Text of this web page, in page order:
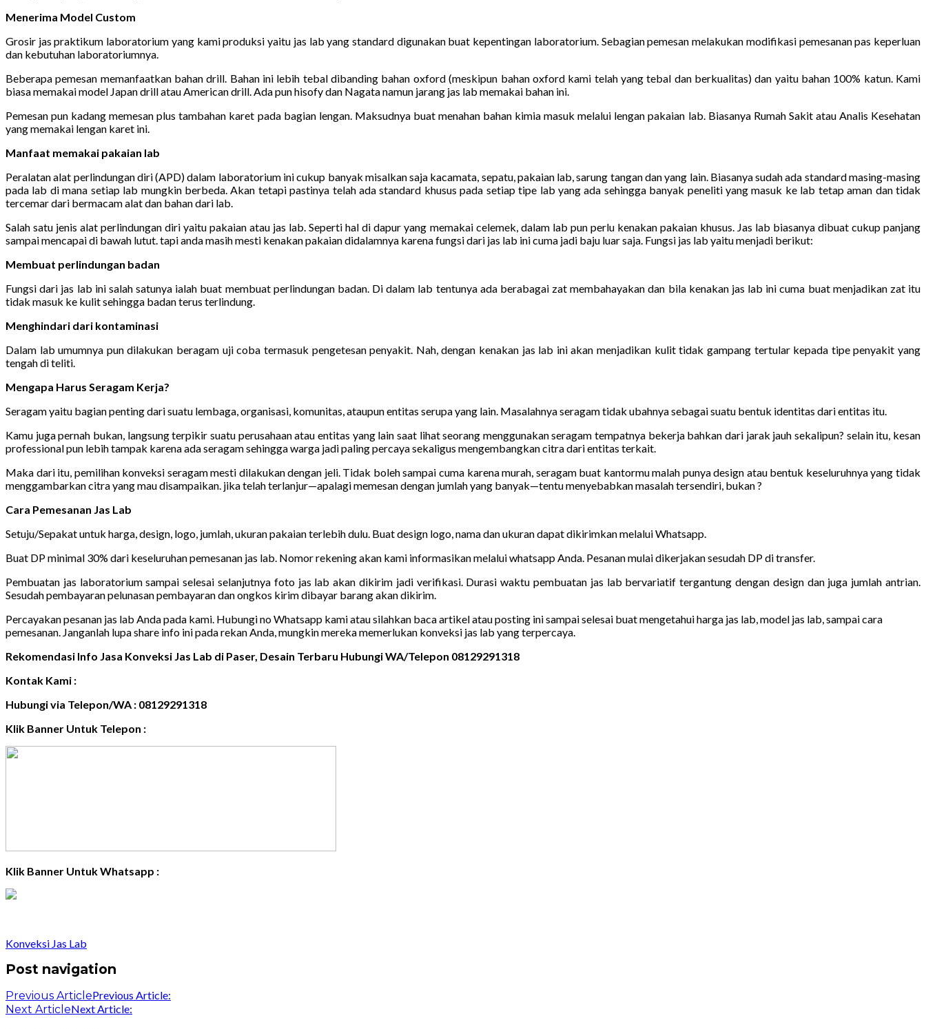
Menerima Model Custom
Grosir jas praktikum laboratorium yang kami produksi yaitu jas lab yang standard digunakan buat kepentingan laboratorium. Sebagian pemesan melakukan modifikasi pemesanan pas keperluan
dan kebutuhan laboratoriumnya.
Beberapa pemesan memanfaatkan bahan drill. Bahan ini lebih tebal dibanding bahan oxford (meskipun bahan oxford kami telah yang tebal dan berkualitas) dan yaitu bahan 100% katun. Kami
biasa memakai model Japan drill atau American drill. Ada pun hisofy dan Nagata namun jarang jas lab memakai bahan ini.
Pemesan pun kadang memesan plus tambahan karet pada bagian lengan. Maksudnya buat menahan bahan kimia masuk melalui lengan pakaian lab. Biasanya Rumah Sakit atau Analis Kesehatan
yang memakai lengan karet ini.
Manfaat memakai pakaian lab
Peralatan alat perlindungan diri (APD) dalam laboratorium ini cukup banyak misalkan saja kacamata, sepatu, pakaian lab, sarung tangan dan yang lain. Biasanya sudah ada standard masing-masing
pada lab di mana setiap lab mungkin berbeda. Akan tetapi pastinya telah ada standard khusus pada setiap tipe lab yang ada sehingga banyak peneliti yang masuk ke lab tetap aman dan tidak
tercemar dari bermacam alat dan bahan dari lab.
Salah satu jenis alat perlindungan diri yaitu pakaian atau jas lab. Seperti hal di dapur yang memakai celemek, dalam lab pun perlu kenakan pakaian khusus. Jas lab biasanya dibuat cukup panjang
sampai mencapai di bawah lutut. tapi anda masih mesti kenakan pakaian didalamnya karena fungsi dari jas lab ini cuma jadi baju luar saja. Fungsi jas lab yaitu menjadi berikut:
Membuat perlindungan badan
Fungsi dari jas lab ini salah satunya ialah buat membuat perlindungan badan. Di dalam lab tentunya ada berabagai zat membahayakan dan bila kenakan jas lab ini cuma buat menjadikan zat itu
tidak masuk ke kulit sehingga badan terus terlindung.
Menghindari dari kontaminasi
Dalam lab umumnya pun dilakukan beragam uji coba termasuk pengetesan penyakit. Nah, dengan kenakan jas lab ini akan menjadikan kulit tidak gampang tertular kepada tipe penyakit yang
tengah di teliti.
Mengapa Harus Seragam Kerja?
Seragam yaitu bagian penting dari suatu lembaga, organisasi, komunitas, ataupun entitas serupa yang lain. Masalahnya seragam tidak ubahnya sebagai suatu bentuk identitas dari entitas itu.
Kamu juga pernah bukan, langsung terpikir suatu perusahaan atau entitas yang lain saat lihat seorang menggunakan seragam tempatnya bekerja bahkan dari jarak jauh sekalipun? selain itu, kesan
professional pun lebih tampak karena ada seragam sehingga warga jadi paling percaya sekaligus mengembangkan citra dari entitas terkait.
Maka dari itu, pemilihan konveksi seragam mesti dilakukan dengan jeli. Tidak boleh sampai cuma karena murah, seragam buat kantormu malah punya design atau bentuk keseluruhnya yang tidak
menggambarkan citra yang mau disampaikan. jika telah terlanjur—apalagi memesan dengan jumlah yang banyak—tentu menyebabkan masalah tersendiri, bukan ?
Cara Pemesanan Jas Lab
Setuju/Sepakat untuk harga, design, logo, jumlah, ukuran pakaian terlebih dulu. Buat design logo, nama dan ukuran dapat dikirimkan melalui Whatsapp.
Buat DP minimal 30% dari keseluruhan pemesanan jas lab. Nomor rekening akan kami informasikan melalui whatsapp Anda. Pesanan mulai dikerjakan sesudah DP di transfer.
Pembuatan jas laboratorium sampai selesai selanjutnya foto jas lab akan dikirim jadi verifikasi. Durasi waktu pembuatan jas lab bervariatif tergantung dengan design dan juga jumlah antrian.
Sesudah pembayaran pelunasan pembayaran dan ongkos kirim dibayar barang akan dikirim.
Percayakan pesanan jas lab Anda pada kami. Hubungi no Whatsapp kami atau silahkan baca artikel atau posting ini sampai selesai buat mengetahui harga jas lab, model jas lab, sampai cara
pemesanan. Janganlah lupa share info ini pada rekan Anda, mungkin mereka memerlukan konveksi jas lab yang terpercaya.
Rekomendasi Info Jasa Konveksi Jas Lab di Paser, Desain Terbaru Hubungi WA/Telepon 08129291318
Kontak Kami :
Hubungi via Telepon/WA : 08129291318
Klik Banner Untuk Telepon :
Klik Banner Untuk Whatsapp :
Konveksi Jas Lab
Post navigation
Previous ArticlePrevious Article:
Next ArticleNext Article: